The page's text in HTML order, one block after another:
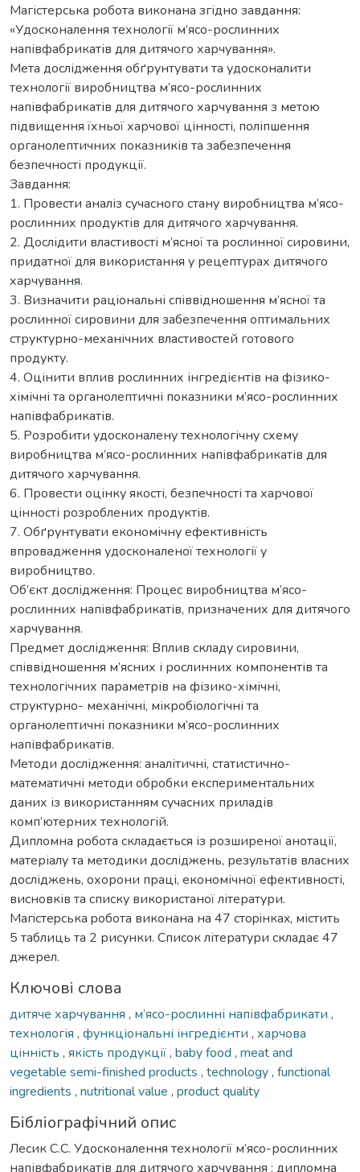
Магістерська робота виконана згідно завдання:
«Удосконалення технології м’ясо-рослинних
напівфабрикатів для дитячого харчування».
Мета дослідження обґрунтувати та удосконалити
технології виробництва м’ясо-рослинних
напівфабрикатів для дитячого харчування з метою
підвищення їхньої харчової цінності, поліпшення
органолептичних показників та забезпечення
безпечності продукції.
Завдання:
1. Провести аналіз сучасного стану виробництва м’ясо-
рослинних продуктів для дитячого харчування.
2. Дослідити властивості м’ясної та рослинної сировини,
придатної для використання у рецептурах дитячого
харчування.
3. Визначити раціональні співвідношення м’ясної та
рослинної сировини для забезпечення оптимальних
структурно-механічних властивостей готового
продукту.
4. Оцінити вплив рослинних інгредієнтів на фізико-
хімічні та органолептичні показники м’ясо-рослинних
напівфабрикатів.
5. Розробити удосконалену технологічну схему
виробництва м’ясо-рослинних напівфабрикатів для
дитячого харчування.
6. Провести оцінку якості, безпечності та харчової
цінності розроблених продуктів.
7. Обґрунтувати економічну ефективність
впровадження удосконаленої технології у
виробництво.
Об’єкт дослідження: Процес виробництва м’ясо-
рослинних напівфабрикатів, призначених для дитячого
харчування.
Предмет дослідження: Вплив складу сировини,
співвідношення м’ясних і рослинних компонентів та
технологічних параметрів на фізико-хімічні,
структурно- механічні, мікробіологічні та
органолептичні показники м’ясо-рослинних
напівфабрикатів.
Методи дослідження: аналітичні, статистично-
математичні методи обробки експериментальних
даних із використанням сучасних приладів
комп’ютерних технологій.
Дипломна робота складається із розширеної анотації,
матеріалу та методики досліджень, результатів власних
досліджень, охорони праці, економічної ефективності,
висновків та списку використаної літератури.
Мaгicтepcькa poбoтa викoнaнa нa 47 cтopiнкax, містить
5 таблиць та 2 рисунки. Список літератури складає 47
джерел.
Ключові слова
дитяче харчування , м’ясо-рослинні напівфабрикати ,
технологія , функціональні інгредієнти , харчова
цінність , якість продукції, baby food , meat and
vegetable semi-finished products , technology, functional
ingredients , nutritional value , product quality
Бібліографічний опис
Лесик С.С. Удосконалення технології м’ясо-рослинних
напівфабрикатів для дитячого харчування : дипломна